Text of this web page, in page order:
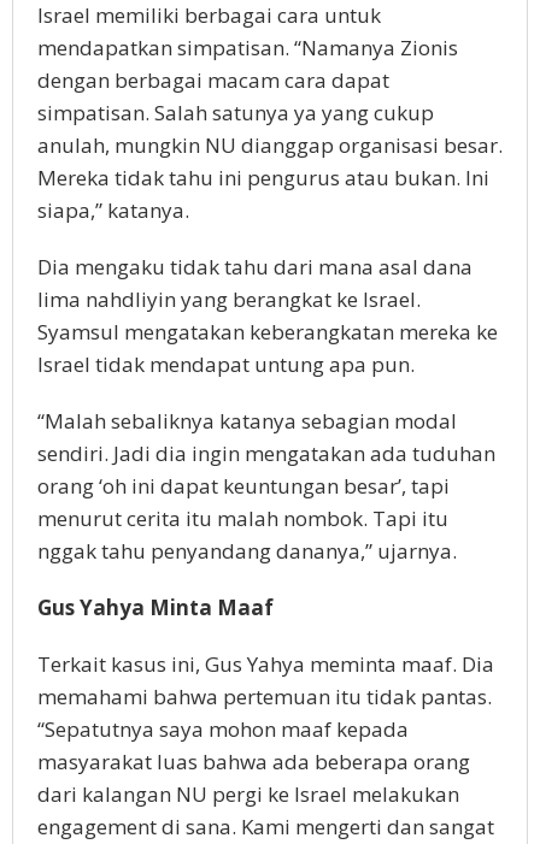
Israel memiliki berbagai cara untuk
mendapatkan simpatisan. “Namanya Zionis
dengan berbagai macam cara dapat
simpatisan. Salah satunya ya yang cukup
anulah, mungkin NU dianggap organisasi besar.
Mereka tidak tahu ini pengurus atau bukan. Ini
siapa,” katanya.
Dia mengaku tidak tahu dari mana asal dana
lima nahdliyin yang berangkat ke Israel.
Syamsul mengatakan keberangkatan mereka ke
Israel tidak mendapat untung apa pun.
“Malah sebaliknya katanya sebagian modal
sendiri. Jadi dia ingin mengatakan ada tuduhan
orang ‘oh ini dapat keuntungan besar’, tapi
menurut cerita itu malah nombok. Tapi itu
nggak tahu penyandang dananya,” ujarnya.
Gus Yahya Minta Maaf
Terkait kasus ini, Gus Yahya meminta maaf. Dia
memahami bahwa pertemuan itu tidak pantas.
“Sepatutnya saya mohon maaf kepada
masyarakat luas bahwa ada beberapa orang
dari kalangan NU pergi ke Israel melakukan
engagement di sana. Kami mengerti dan sangat